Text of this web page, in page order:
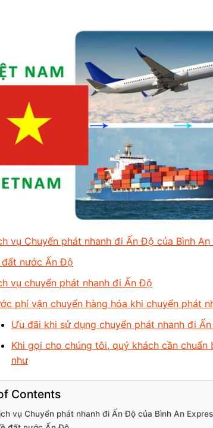
vụ Chuyển phát nhanh đi Ấn Độ của Bình An
đất nước Ấn Độ
vụ chuyển phát nhanh đi Ấn Độ
phí vận chuyển hàng hóa khi chuyển phát
Ưu đãi khi sử dụng chuyển phát nhanh đi
Khi gọi cho chúng tôi, quý khách cần
như
Contents
vụ Chuyển phát nhanh đi Ấn Độ của Bình An